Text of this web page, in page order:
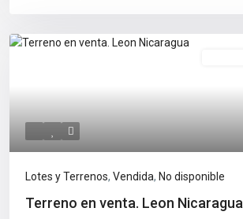
Lotes y Terrenos, Vendida, No disponible
Terreno en venta. Leon Nicaragua